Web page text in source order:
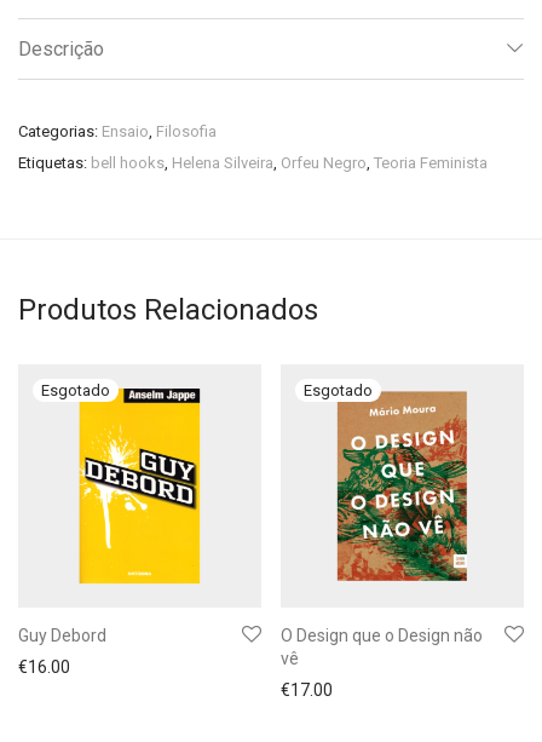
Descrição
Categorias: Ensaio, Filosofia
Etiquetas: bell hooks, Helena Silveira, Orfeu Negro, Teoria Feminista
Produtos Relacionados
Guy Debord
€16.00
O Design que o Design não
vê
€17.00